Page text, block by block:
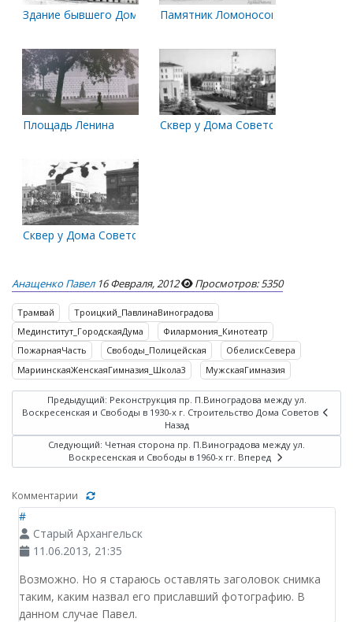
Здание бывшего Дома Губернатора в 1930 г. Фото
Памятник Ломоносову и Дума
Площадь Ленина Сквер у Дома Советов
Сквер у Дома Советов
Анащенко Павел 16 Февраля, 2012 Просмотров: 5350
Трамвай
Троицкий_ПавлинаВиноградова
Мединститут_ГородскаяДума
Филармония_Кинотеатр
ПожарнаяЧасть
Свободы_Полицейская
ОбелискСевера
МариинскаяЖенскаяГимназия_Школа3
МужскаяГимназия
Предыдущий: Реконструкция пр. П.Виноградова между ул.
Воскресенская и Свободы в 1930-х г. Строительство Дома Советов
Назад
Следующий: Четная сторона пр. П.Виноградова между ул.
Воскресенская и Свободы в 1960-х гг. Вперед
Комментарии
#
Старый Архангельск
11.06.2013, 21:35
Возможно. Но я стараюсь оставлять заголовок снимка
таким, каким назвал его приславший фотографию. В
данном случае Павел.